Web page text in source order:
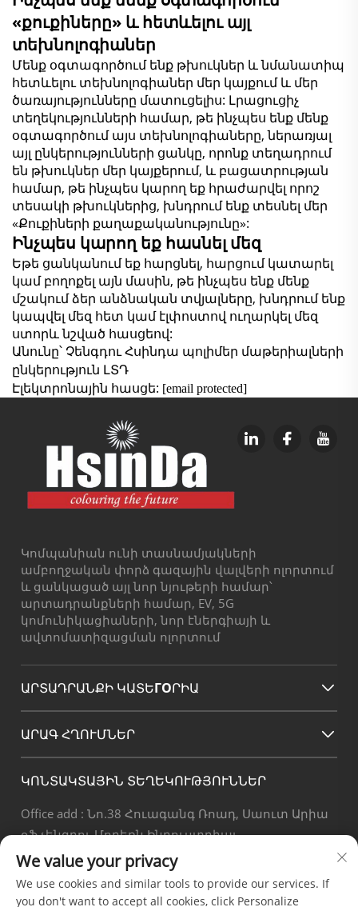
«քուքիները» և հետևելու այլ
տեխնոլոգիաներ
Մենք օգտագործում ենք թխուկներ և նմանատիպ
հետևելու տեխնոլոգիաներ մեր կայքում և մեր
ծառայությունները մատուցելիս: Լրացուցիչ
տեղեկությունների համար, թե ինչպես ենք մենք
օգտագործում այս տեխնոլոգիաները, ներառյալ
այլ ընկերությունների ցանկը, որոնք տեղադրում
են թխուկներ մեր կայքերում, և բացատրության
համար, թե ինչպես կարող եք հրաժարվել որոշ
տեսակի թխուկներից, խնդրում ենք տեսնել մեր
«Քուքիների քաղաքականությունը»:
Ինչպես կարող եք հասնել մեզ
Եթե ցանկանում եք հարցնել, հարցում կատարել
կամ բողոքել այն մասին, թե ինչպես ենք մենք
մշակում ձեր անձնական տվյալները, խնդրում ենք
կապվել մեզ հետ կամ էլփոստով ուղարկել մեզ
ստորև նշված հասցեով:
Անունը՝ Չենգդու Հսինդա պոլիմեր մաթերիալների
ընկերություն ԼՏԴ
Էլեկտրոնային հասցե: [email protected]
Կոմպանիան ունի տասնամյակների
ամբողջական փորձ գազային վալվերի ոլորտում
և ցանկացած այլ նոր նյութերի համար՝
արտադրանքների համար, EV, 5G
կոմունիկացիաների, նոր էներգիայի և
ավտոմատիզացման ոլորտում
ԱՐՏԱԴՐԱՆՔԻ ԿԱՏԵГОՐԻԱ
ԱՐԱԳ ՀՂՈՒՄՆԵՐ
ԿՈՆՏԱԿՏԱՅԻՆ ՏԵՂԵԿՈՒԹՅՈՒՆՆԵՐ
Office add : Նո.38 Հուագանգ Ռոադ, Սաուտ Արիա
օֆ չենգդու Մոդեռն Ինդուստրիալ
Փորթ,Պիքսիան Չենգդու Սիչուան Չինա
Էլ. փոստ : [email protected]
Հեռ. :+86-18190826106
We value your privacy
We use cookies and similar tools to provide our services. If
you don't want to accept all cookies, click Personalize